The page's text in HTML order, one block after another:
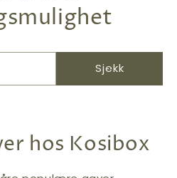
Sjekk
hos Kosibox